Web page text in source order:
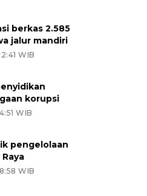
berkas 2.585
jalur mandiri
WIB
korupsi
WIB
pengelolaan
WIB